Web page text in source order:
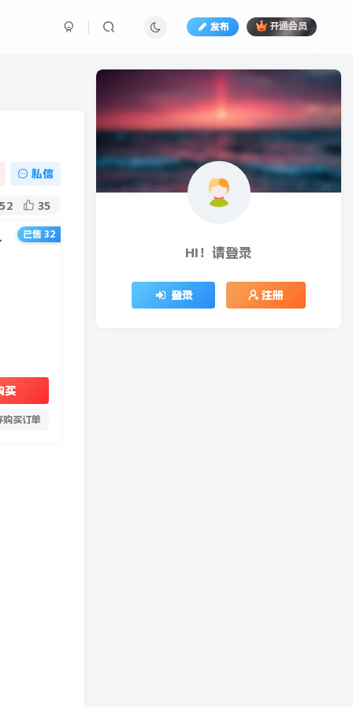
发布 开通会员
私信
35
套课程）
买
购买订单
已售 32
HI！请登录
登录 注册